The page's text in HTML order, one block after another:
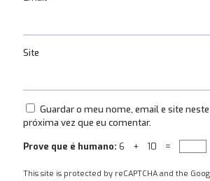
Site
Guardar o meu nome, email e site
próxima vez que eu comentar.
Prove que é humano: 6 + 10 =
This site is protected by reCAPTCHA and the